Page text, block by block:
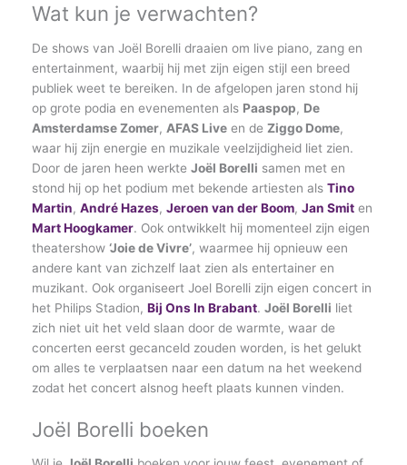
Wat kun je verwachten?
De shows van Joël Borelli draaien om live piano, zang en
entertainment, waarbij hij met zijn eigen stijl een breed
publiek weet te bereiken. In de afgelopen jaren stond hij
op grote podia en evenementen als Paaspop, De
Amsterdamse Zomer, AFAS Live en de Ziggo Dome,
waar hij zijn energie en muzikale veelzijdigheid liet zien.
Door de jaren heen werkte Joël Borelli samen met en
stond hij op het podium met bekende artiesten als Tino
Martin, André Hazes, Jeroen van der Boom, Jan Smit en
Mart Hoogkamer. Ook ontwikkelt hij momenteel zijn eigen
theatershow ‘Joie de Vivre’, waarmee hij opnieuw een
andere kant van zichzelf laat zien als entertainer en
muzikant. Ook organiseert Joel Borelli zijn eigen concert in
het Philips Stadion, Bij Ons In Brabant. Joël Borelli liet
zich niet uit het veld slaan door de warmte, waar de
concerten eerst gecanceld zouden worden, is het gelukt
om alles te verplaatsen naar een datum na het weekend
zodat het concert alsnog heeft plaats kunnen vinden.
Joël Borelli boeken